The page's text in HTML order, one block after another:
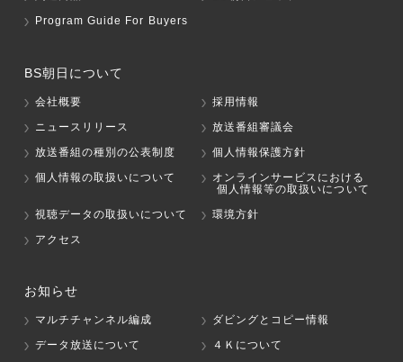
Program Guide For Buyers
BS朝日について
会社概要
採用情報
ニュースリリース
放送番組審議会
放送番組の種別の公表制度
個人情報保護方針
個人情報の取扱いについて
オンラインサービスにおける
個人情報等の取扱いについて
視聴データの取扱いについて
環境方針
アクセス
お知らせ
マルチチャンネル編成
ダビングとコピー情報
データ放送について
４Ｋについて